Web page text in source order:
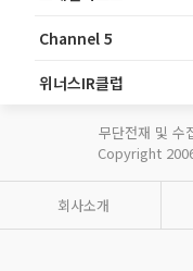
Channel 5
위너스IR클럽
무단전재 및 수
Copyright
회사소개